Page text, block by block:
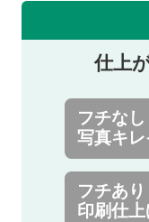
仕上
フチなし
写真キ
フチあり
印刷仕